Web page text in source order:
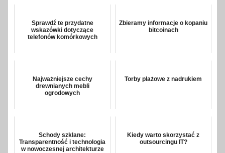
Sprawdź te przydatne
wskazówki dotyczące
telefonów komórkowych
Zbieramy informacje o kopaniu
bitcoinach
Najważniejsze cechy
drewnianych mebli
ogrodowych
Torby plażowe z nadrukiem
Schody szklane:
Transparentność i technologia
w nowoczesnej architekturze
Kiedy warto skorzystać z
outsourcingu IT?